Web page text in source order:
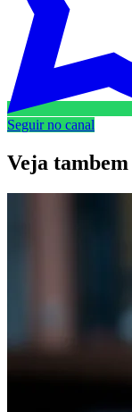
Seguir no canal
Veja tambem